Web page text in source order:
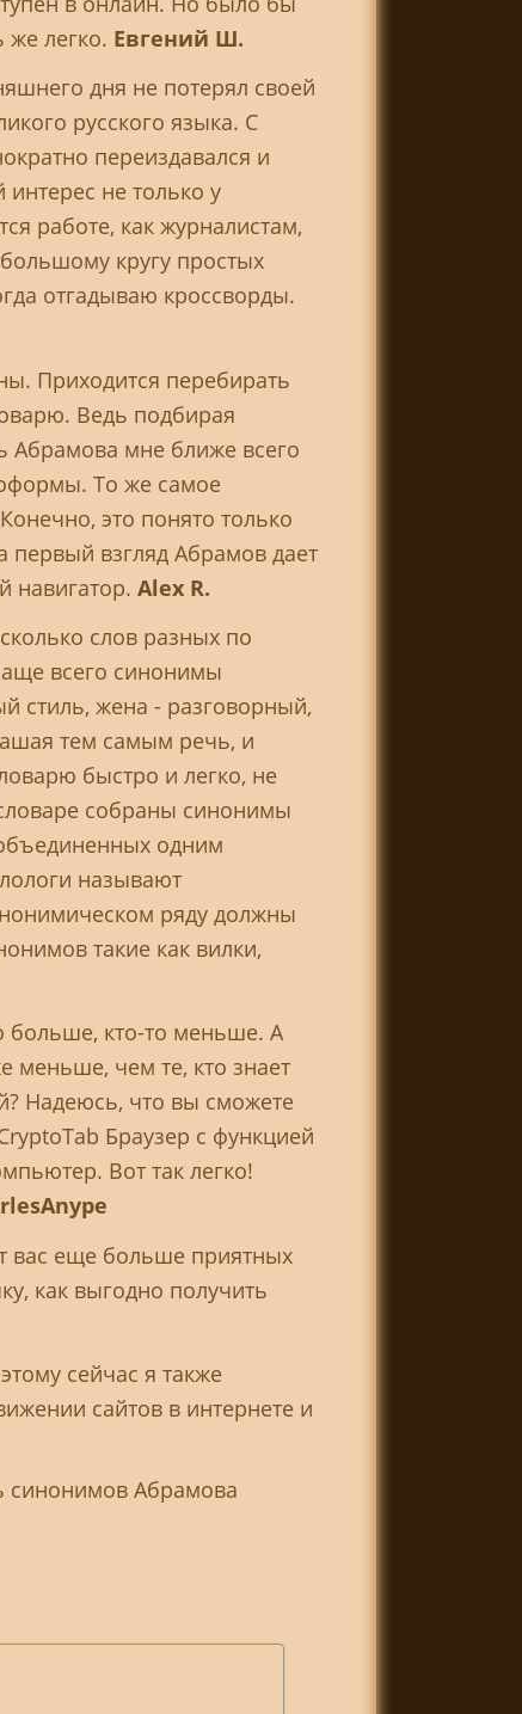
легко. Евгений Ш.
дня не потерял своей
русского языка. С
переиздавался и
не только у
работе, как журналистам,
кругу простых
отгадываю кроссворды.
Приходится перебирать
Ведь подбирая
Абрамова мне ближе всего
То же самое
это понято только
первый взгляд Абрамов дает
навигатор. Alex R.
слов разных по
всего синонимы
стиль, жена - разговорный,
тем самым речь, и
быстро и легко, не
собраны синонимы
одним
называют
ряду должны
такие как вилки,
больше, кто-то меньше. А
меньше, чем те, кто знает
Надеюсь, что вы сможете
Браузер с функцией
Вот так легко!
вас еще больше приятных
как выгодно получить
сейчас я также
сайтов в интернете и
синонимов Абрамова